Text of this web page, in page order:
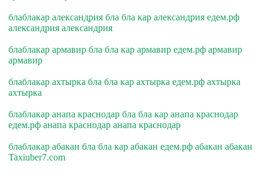
блаблакар александрия бла бла кар александрия едем.рф
александрия александрия
блаблакар армавир бла бла кар армавир едем.рф армавир
армавир
блаблакар ахтырка бла бла кар ахтырка едем.рф ахтырка
ахтырка
блаблакар анапа краснодар бла бла кар анапа краснодар
едем.рф анапа краснодар анапа краснодар
блаблакар абакан бла бла кар абакан едем.рф абакан абакан
Taxiuber7.com